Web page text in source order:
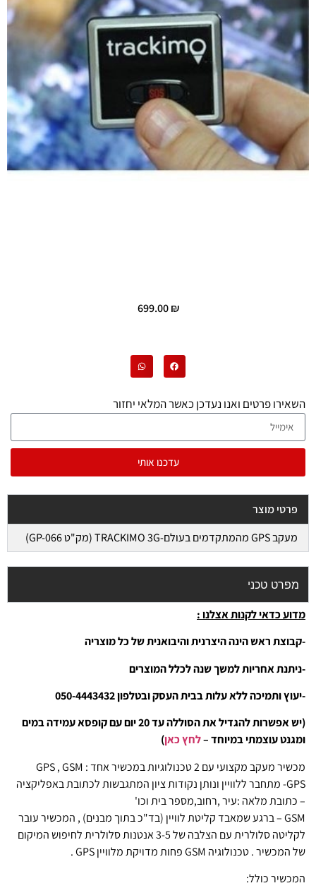
699.00₪
השאירו פרטים ואנו נעדכן כאשר המלאי יחזור
עדכנו אותי
פרטי מוצר
מעקב GPS מהמתקדמים בעולם-TRACKIMO 3G (מק"ט GP-066)
מפרט טכני
מדוע כדאי לקנות אצלנו :
-קבוצת ראש הינה היצרנית והיבואנית של כל מוצריה
-ניתנת אחריות למשך שנה לכלל המוצרים
-יעוץ ותמיכה ללא עלות בבית העסק ובטלפון 050-4443432
(יש אפשרות להגדיל את הסוללה עד 20 יום עם קופסא עמידה במים
ומגנט עוצמתי במיוחד –לחץ כאן)
מכשיר מעקב מקצועי עם 2 טכנולוגיות במכשיר אחד : GPS , GSM
GPS- מתחבר ללוויין ונותן נקודות ציון המתגבשות לכתובת באפליקציה
– כתובת מלאה :עיר ,רחוב,מספר בית וכו'
GSM – ברגע שמאבד קליטת לוויין (בד"כ בתוך מבנים) , המכשיר עובר
לקליטה סלולרית עם הצלבה של 3-5 אנטנות סלולרית לחיפוש המיקום
של המכשיר . טכנולוגיה GSM פחות מדויקת מלוויין GPS .
המכשיר כולל: